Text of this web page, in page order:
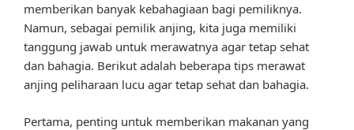
memberikan banyak kebahagiaan bagi pemiliknya.
Namun, sebagai pemilik anjing, kita juga memiliki
tanggung jawab untuk merawatnya agar tetap sehat
dan bahagia. Berikut adalah beberapa tips merawat
anjing peliharaan lucu agar tetap sehat dan bahagia.
Pertama, penting untuk memberikan makanan yang